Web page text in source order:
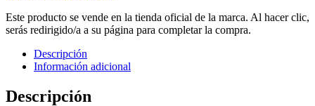
Este producto se vende en la tienda oficial de la marca. Al hacer clic,
serás redirigido/a a su página para completar la compra.
Descripción
Información adicional
Descripción